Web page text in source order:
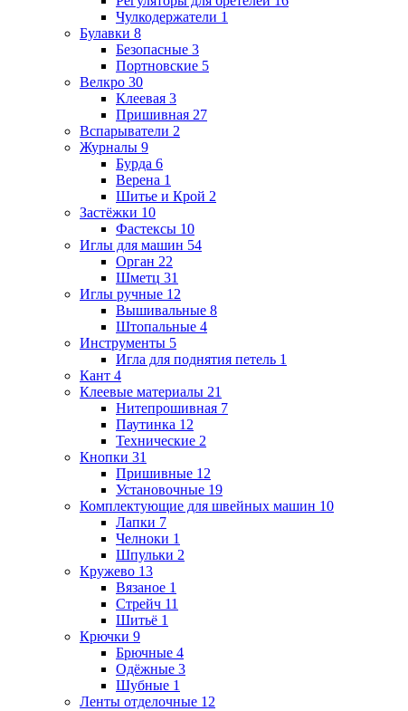
Чулкодержатели 1
Булавки 8
Безопасные 3
Портновские 5
Велкро 30
Клеевая 3
Пришивная 27
Вспарыватели 2
Журналы 9
Бурда 6
Верена 1
Шитье и Крой 2
Застёжки 10
Фастексы 10
Иглы для машин 54
Орган 22
Шметц 31
Иглы ручные 12
Вышивальные 8
Штопальные 4
Инструменты 5
Игла для поднятия петель 1
Кант 4
Клеевые материалы 21
Нитепрошивная 7
Паутинка 12
Технические 2
Кнопки 31
Пришивные 12
Установочные 19
Комплектующие для швейных машин 10
Лапки 7
Челноки 1
Шпульки 2
Кружево 13
Вязаное 1
Стрейч 11
Шитьё 1
Крючки 9
Брючные 4
Одёжные 3
Шубные 1
Ленты отделочные 12